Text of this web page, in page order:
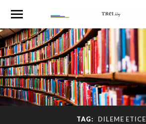
TAG: DILEME ETICE